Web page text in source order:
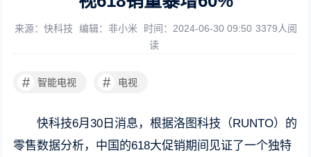
来源：快科技 编辑：非小米 时间：2024-06-30 09:50 3379人阅
读
# 智能电视 # 电视
快科技6月30日消息，根据洛图科技（RUNTO）的
零售数据分析，中国的618大促销期间见证了一个独特